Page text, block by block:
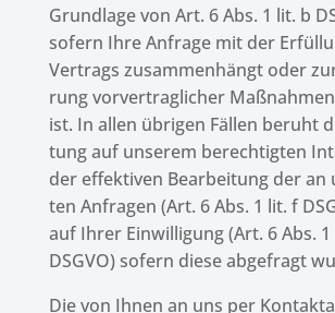
Grund­lage von Art. 6 Abs. 1 lit. b
sofern Ihre Anfrage mit der
Vertrags zusam­men­hängt oder
rung vorver­trag­li­cher
ist. In allen übri­gen Fällen beruht
tung auf unse­rem berech­tig­ten
der effek­ti­ven Bear­bei­tung der
ten Anfra­gen (Art. 6 Abs. 1 lit. f
auf Ihrer Einwil­li­gung (Art. 6 Abs. 1
DSGVO) sofern diese abge­fragt
Die von Ihnen an uns per